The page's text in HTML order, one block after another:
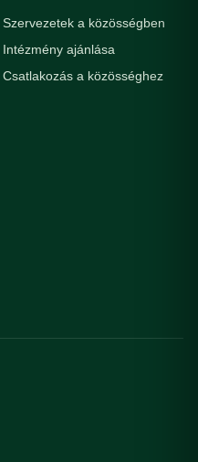
Szervezetek a közösségben
Intézmény ajánlása
Csatlakozás a közösséghez